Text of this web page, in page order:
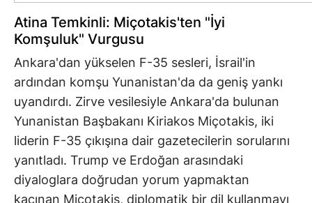
Atina Temkinli: Miçotakis'ten "İyi
Komşuluk" Vurgusu
Ankara'dan yükselen F-35 sesleri, İsrail'in
ardından komşu Yunanistan'da da geniş yankı
uyandırdı. Zirve vesilesiyle Ankara'da bulunan
Yunanistan Başbakanı Kiriakos Miçotakis, iki
liderin F-35 çıkışına dair gazetecilerin sorularını
yanıtladı. Trump ve Erdoğan arasındaki
diyaloglara doğrudan yorum yapmaktan
kaçınan Miçotakis, diplomatik bir dil kullanmayı